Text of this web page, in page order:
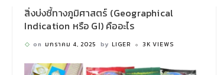
สิ่งบ่งชี้ทางภูมิศาสตร์ (Geographical
Indication หรือ GI) คืออะไร
on มกราคม 4, 2025 by LIGER 3K VIEWS